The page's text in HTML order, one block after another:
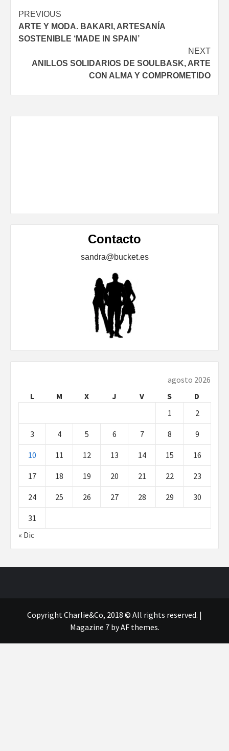
Continue
Reading
PREVIOUS
ARTE Y MODA. BAKARI, ARTESANÍA
SOSTENIBLE ‘MADE IN SPAIN’
NEXT
ANILLOS SOLIDARIOS DE SOULBASK, ARTE
CON ALMA Y COMPROMETIDO
Contacto
sandra@bucket.es
agosto 2026
L
M X J V S
D
1
2
3 4 5 6 7 8 9
10 11 12 13 14 15 16
17 18 19 20 21 22 23
24 25 26 27 28 29 30
31
« Dic
Copyright Charlie&Co, 2018 © All rights reserved. |
Magazine 7by AF themes.